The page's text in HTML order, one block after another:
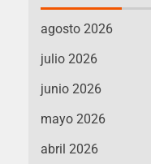
agosto 2026
julio 2026
junio 2026
mayo 2026
abril 2026